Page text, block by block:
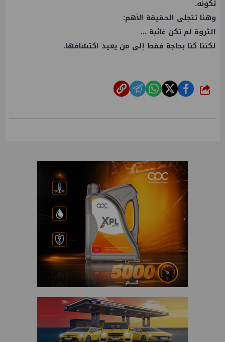
تكونه.
وهنا تتجلى الحقيقة الأهم:
الثروة لم تكن غائبة ...
لكننا كنا بحاجة فقط إلى من يعيد اكتشافها.
شارك